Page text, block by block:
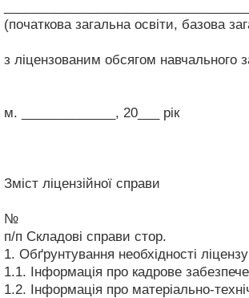
(початкова загальна освіти, базова
з ліцензованим обсягом навчального
м. _____________, 20___ рік
Зміст ліцензійної справи
№
п/п Складові справи стор.
1. Обґрунтування необхідності
1.1. Інформація про кадрове
1.2. Інформація про матеріально-